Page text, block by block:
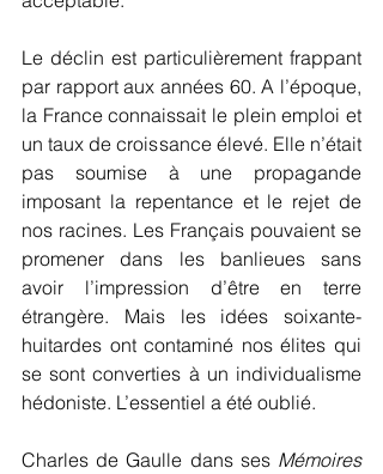
Le déclin est particulièrement frappant
par rapport aux années 60. A l’époque,
la France connaissait le plein emploi et
un taux de croissance élevé. Elle n’était
pas soumise à une propagande
imposant la repentance et le rejet de
nos racines. Les Français pouvaient se
promener dans les banlieues sans
avoir l’impression d’être en terre
étrangère. Mais les idées soixante-
huitardes ont contaminé nos élites qui
se sont converties à un individualisme
hédoniste. L’essentiel a été oublié.
Charles de Gaulle dans ses Mémoires